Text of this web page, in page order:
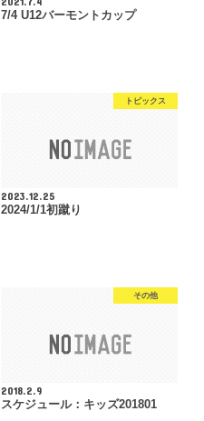
7/4 U12バーモントカップ
トピックス
2023.12.25
2024/1/1初蹴り
その他
2018.2.9
スケジュール：キッズ201801